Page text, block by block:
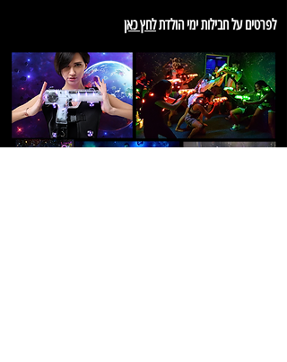
לפרטים על חבילות ימי הולדתלחץ כאן